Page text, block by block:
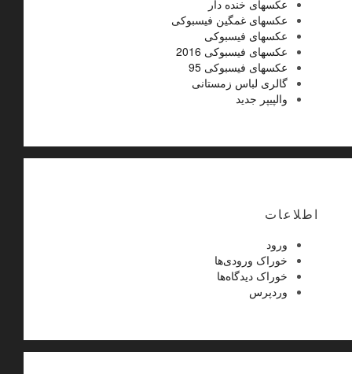
عکسهای خنده دار
عکسهای غمگین فیسبوکی
عکسهای فیسبوکی
عکسهای فیسبوکی 2016
عکسهای فیسبوکی 95
گالری لباس زمستانی
والپیپر جدید
اطلاعات
ورود
خوراک ورودی‌ها
خوراک دیدگاه‌ها
وردپرس